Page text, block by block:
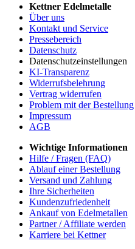
Kettner Edelmetalle
Über uns
Kontakt und Service
Pressebereich
Datenschutz
Datenschutzeinstellungen
KI-Transparenz
Widerrufsbelehrung
Vertrag widerrufen
Problem mit der Bestellung
Impressum
AGB
Wichtige Informationen
Hilfe / Fragen (FAQ)
Ablauf einer Bestellung
Versand und Zahlung
Ihre Sicherheiten
Kundenzufriedenheit
Ankauf von Edelmetallen
Partner / Affiliate werden
Karriere bei Kettner